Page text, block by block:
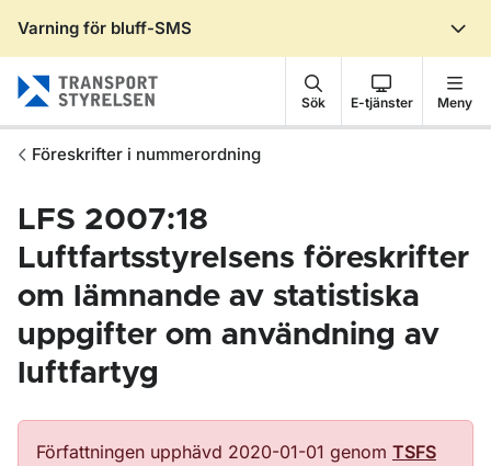
Varning för bluff-SMS
Sök E-tjänster Meny
Föreskrifter i nummerordning
LFS 2007:18
Luftfartsstyrelsens föreskrifter
om lämnande av statistiska
uppgifter om användning av
luftfartyg
Författningen upphävd 2020-01-01 genom TSFS